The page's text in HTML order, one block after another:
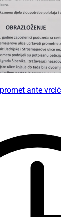
promet ante vrcić